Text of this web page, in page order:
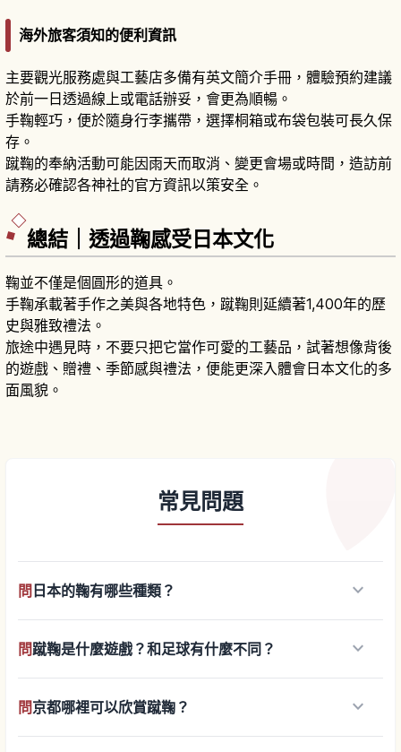
海外旅客須知的便利資訊
主要觀光服務處與工藝店多備有英文簡介手冊，體驗預約建議
於前一日透過線上或電話辦妥，會更為順暢。
手鞠輕巧，便於隨身行李攜帶，選擇桐箱或布袋包裝可長久保
存。
蹴鞠的奉納活動可能因雨天而取消、變更會場或時間，造訪前
請務必確認各神社的官方資訊以策安全。
總結｜透過鞠感受日本文化
鞠並不僅是個圓形的道具。
手鞠承載著手作之美與各地特色，蹴鞠則延續著1,400年的歷
史與雅致禮法。
旅途中遇見時，不要只把它當作可愛的工藝品，試著想像背後
的遊戲、贈禮、季節感與禮法，便能更深入體會日本文化的多
面風貌。
常見問題
問 日本的鞠有哪些種類？ keyboard_arrow_down
問蹴鞠是什麼遊戲？和足球有什麼不同？ keyboard_arrow_down
問京都哪裡可以欣賞蹴鞠？ keyboard_arrow_down